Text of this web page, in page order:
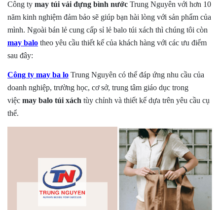
Công ty may túi vải đựng bình nước Trung Nguyên với hơn 10
năm kinh nghiệm đảm bảo sẽ giúp bạn hài lòng với sản phẩm của
mình. Ngoài bán lẻ cung cấp sỉ lẻ balo túi xách thì chúng tôi còn
may balo theo yêu cầu thiết kế của khách hàng với các ưu điểm
sau đây:
Công ty may ba lo Trung Nguyên có thể đáp ứng nhu cầu của
doanh nghiệp, trường học, cơ sở, trung tâm giáo dục trong
việc may balo túi xách tùy chỉnh và thiết kế dựa trên yêu cầu cụ
thể.